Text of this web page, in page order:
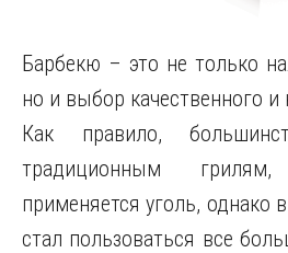
Барбекю – это не только
но и выбор качественного
Как правило,
традиционным
применяется уголь, однако
стал пользоваться все